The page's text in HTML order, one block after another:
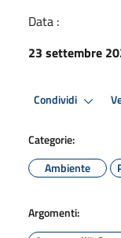
Data :
23 settembre
Condividi
Categorie:
Ambiente
Argomenti: